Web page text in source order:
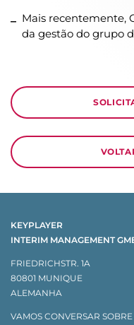
Mais recentemente,
da gestão do grupo
KEYPLAYER
INTERIM MANAGEMENT
FRIEDRICHSTR. 1A
80801 MUNIQUE
ALEMANHA
VAMOS CONVERSAR